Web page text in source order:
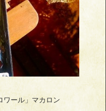
ワール」マカロン